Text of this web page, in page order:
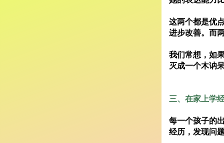
这两个都是优
进步改善。而
我们常想，如
灭成一个木讷
三、在家上学
每一个孩子的
经历，发现问